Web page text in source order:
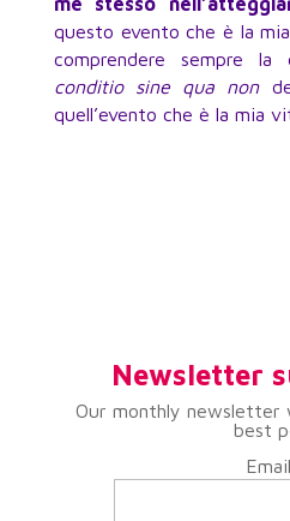
questo evento che è la
comprendere sempre
conditio sine qua non
quell’evento che è la mia
Newsletter
Our monthly
best